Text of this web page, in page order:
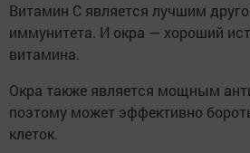
Витамин С является лучшим
иммунитета. И окра — хороший
витамина.
Окра также является мощным
поэтому может эффективно
клеток.